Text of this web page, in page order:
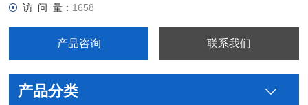
访 问 量： 1658
产品咨询 联系我们
产品分类